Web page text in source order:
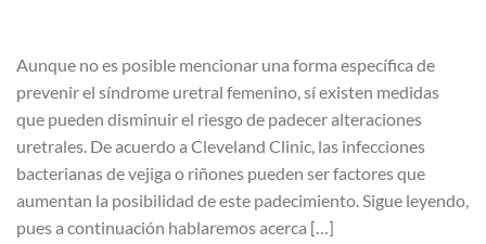
Aunque no es posible mencionar una forma específica de
prevenir el síndrome uretral femenino, sí existen medidas
que pueden disminuir el riesgo de padecer alteraciones
uretrales. De acuerdo a Cleveland Clinic, las infecciones
bacterianas de vejiga o riñones pueden ser factores que
aumentan la posibilidad de este padecimiento. Sigue leyendo,
pues a continuación hablaremos acerca […]